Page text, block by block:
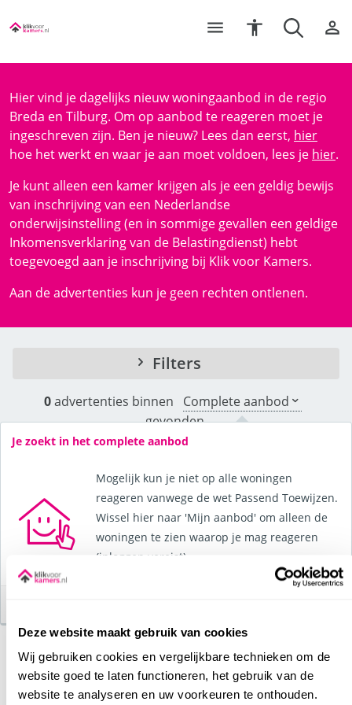
Deze website maakt gebruik van cookies
Wij gebruiken cookies en vergelijkbare technieken om de
website goed te laten functioneren, het gebruik van de
website te analyseren en uw voorkeuren te onthouden.
Hier vind je dagelijks nieuw woningaanbod in de regio
Breda en Tilburg. Om op aanbod te reageren moet je
ingeschreven zijn. Ben je nieuw? Lees dan eerst, hier
hoe het werkt en waar je aan moet voldoen, lees je hier.
Je kunt alleen een kamer krijgen als je een geldig bewijs
van inschrijving van een Nederlandse
onderwijsinstelling (en in sommige gevallen een geldige
Inkomensverklaring van de Belastingdienst) hebt
toegevoegd aan je inschrijving bij Klik voor Kamers.
Aan de advertenties kun je geen rechten ontlenen.
Filters
0advertenties binnen
Complete aanbod
gevonden.
Momenteel geen aanbod
Je zoekt in het complete aanbod
Mogelijk kun je niet op alle woningen
reageren vanwege de wet Passend Toewijzen.
Wissel hier naar 'Mijn aanbod' om alleen de
woningen te zien waarop je mag reageren
(inloggen vereist).